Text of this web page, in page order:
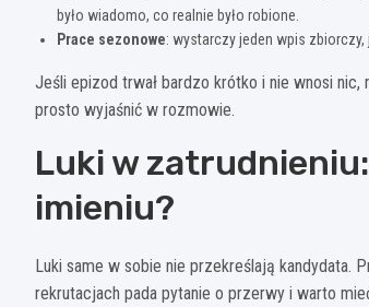
było wiadomo, co realnie było robione.
Prace sezonowe: wystarczy jeden wpis zbiorczy,
Jeśli epizod trwał bardzo krótko i nie wnosi
prosto wyjaśnić w rozmowie.
Luki w
imieniu?
Luki same w sobie nie przekreślają kandydata.
rekrutacjach pada pytanie o przerwy i warto